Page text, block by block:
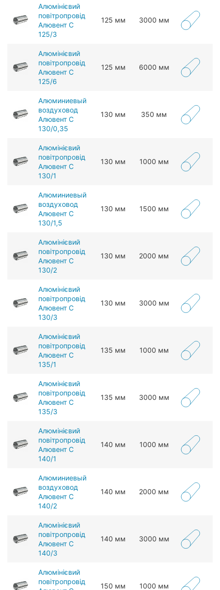
Алюмінієвий
повітропровід
Алювент С
125/3
125 мм 3000 мм
Алюмінієвий
повітропровід
Алювент С
125/6
125 мм 6000 мм
Алюминиевый
воздуховод
Алювент С
130/0,35
130 мм 350 мм
Алюмінієвий
повітропровід
Алювент С
130/1
130 мм 1000 мм
Алюминиевый
воздуховод
Алювент С
130/1,5
130 мм 1500 мм
Алюмінієвий
повітропровід
Алювент С
130/2
130 мм 2000 мм
Алюмінієвий
повітропровід
Алювент С
130/3
130 мм 3000 мм
Алюмінієвий
повітропровід
Алювент С
135/1
135 мм 1000 мм
Алюмінієвий
повітропровід
Алювент С
135/3
135 мм 3000 мм
Алюмінієвий
повітропровід
Алювент С
140/1
140 мм 1000 мм
Алюминиевый
воздуховод
Алювент С
140/2
140 мм 2000 мм
Алюмінієвий
повітропровід
Алювент С
140/3
140 мм 3000 мм
Алюмінієвий
повітропровід
150 мм 1000 мм